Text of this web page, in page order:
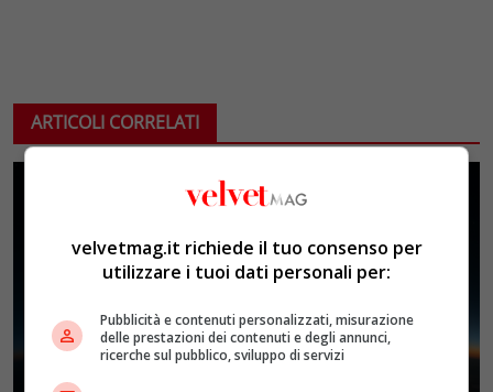
ARTICOLI CORRELATI
velvetmag.it richiede il tuo consenso per
utilizzare i tuoi dati personali per:
Pubblicità e contenuti personalizzati, misurazione
delle prestazioni dei contenuti e degli annunci,
ricerche sul pubblico, sviluppo di servizi